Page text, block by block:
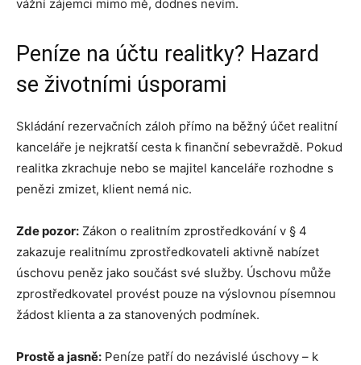
vážní zájemci mimo mě, dodnes nevím.
Peníze na účtu realitky? Hazard
se životními úsporami
Skládání rezervačních záloh přímo na běžný účet realitní
kanceláře je nejkratší cesta k finanční sebevraždě. Pokud
realitka zkrachuje nebo se majitel kanceláře rozhodne s
penězi zmizet, klient nemá nic.
Zde pozor: Zákon o realitním zprostředkování v § 4
zakazuje realitnímu zprostředkovateli aktivně nabízet
úschovu peněz jako součást své služby. Úschovu může
zprostředkovatel provést pouze na výslovnou písemnou
žádost klienta a za stanovených podmínek.
Prostě a jasně: Peníze patří do nezávislé úschovy – k